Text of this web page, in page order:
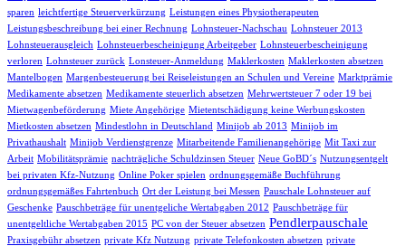
sparen leichtfertige Steuerverkürzung Leistungen eines Physiotherapeuten
Leistungsbeschreibung bei einer Rechnung Lohnsteuer-Nachschau Lohnsteuer 2013
Lohnsteuerausgleich Lohnsteuerbescheinigung Arbeitgeber Lohnsteuerbescheinigung
verloren Lohnsteuer zurück Lonsteuer-Anmeldung Maklerkosten Maklerkosten absetzen
Mantelbogen Margenbesteuerung bei Reiseleistungen an Schulen und Vereine Marktprämie
Medikamente absetzen Medikamente steuerlich absetzen Mehrwertsteuer 7 oder 19 bei
Mietwagenbeförderung Miete Angehörige Mietentschädigung keine Werbungskosten
Mietkosten absetzen Mindestlohn in Deutschland Minijob ab 2013 Minijob im
Privathaushalt Minijob Verdienstgrenze Mitarbeitende Familienangehörige Mit Taxi zur
Arbeit Mobilitätsprämie nachträgliche Schuldzinsen Steuer Neue GoBD´s Nutzungsentgelt
bei privaten Kfz-Nutzung Online Poker spielen ordnungsgemäße Buchführung
ordnungsgemäßes Fahrtenbuch Ort der Leistung bei Messen Pauschale Lohnsteuer auf
Geschenke Pauschbeträge für unentgeliche Wertabgaben 2012 Pauschbeträge für
unentgeltliche Wertabgaben 2015 PC von der Steuer absetzen Pendlerpauschale
Praxisgebühr absetzen private Kfz Nutzung private Telefonkosten absetzen private